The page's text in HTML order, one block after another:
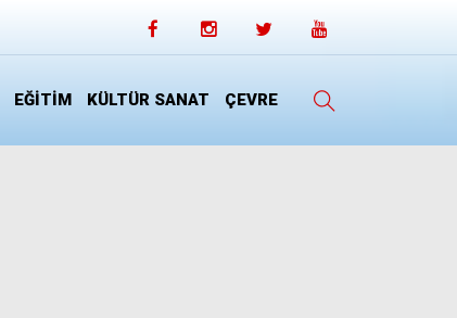
EĞİTİM KÜLTÜR SANAT ÇEVRE